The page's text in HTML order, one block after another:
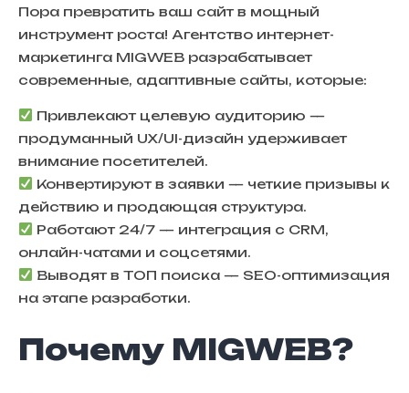
Пора превратить ваш сайт в мощный
инструмент роста! Агентство интернет-
маркетинга MIGWEB разрабатывает
современные, адаптивные сайты, которые:
Привлекают целевую аудиторию —
продуманный UX/UI-дизайн удерживает
внимание посетителей.
Конвертируют в заявки — четкие призывы к
действию и продающая структура.
Работают 24/7— интеграция с CRM,
онлайн-чатами и соцсетями.
Выводят в ТОП поиска— SEO-оптимизация
на этапе разработки.
Почему MIGWEB?